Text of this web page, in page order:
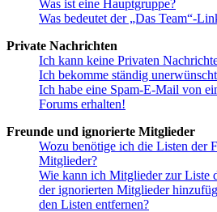
Was ist eine Hauptgruppe?
Was bedeutet der „Das Team“-
Private Nachrichten
Ich kann keine Privaten
Ich bekomme ständig
Ich habe eine Spam-E-Mail von
Forums erhalten!
Freunde und ignorierte Mitglieder
Wozu benötige ich die Listen der
Mitglieder?
Wie kann ich Mitglieder zur Liste
der ignorierten Mitglieder
den Listen entfernen?